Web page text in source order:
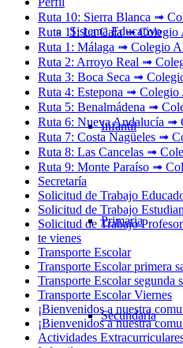
Sistema Educativo
Infantil
Primaria
Secundaria
Ruta 10: Sierra Blanca ➟
Ruta 11: La Cala ➟ Colegio
Ruta 1: Málaga ➟ Colegio
Ruta 2: Arroyo Real ➟
Ruta 3: Boca Seca ➟
Ruta 4: Estepona ➟ Colegio
Ruta 5: Benalmádena ➟
Ruta 6: Nueva Andalucía ➟
Ruta 7: Costa Nagüeles ➟
Ruta 8: Las Cancelas ➟
Ruta 9: Monte Paraíso ➟
Secretaría
Solicitud de Trabajo
Solicitud de Trabajo
Solicitud de Trabajo
te vienes
Transporte Escolar
Transporte Escolar primera
Transporte Escolar segunda
Transporte Escolar Viernes
¡Bienvenidos a nuestra
¡Bienvenidos a nuestra
Actividades